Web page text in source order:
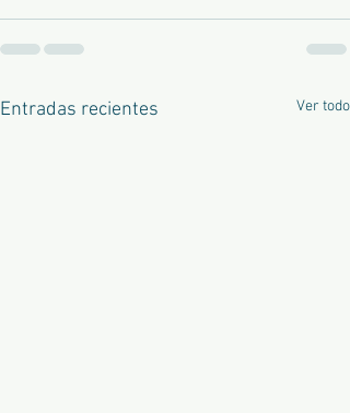
Entradas recientes Ver todo